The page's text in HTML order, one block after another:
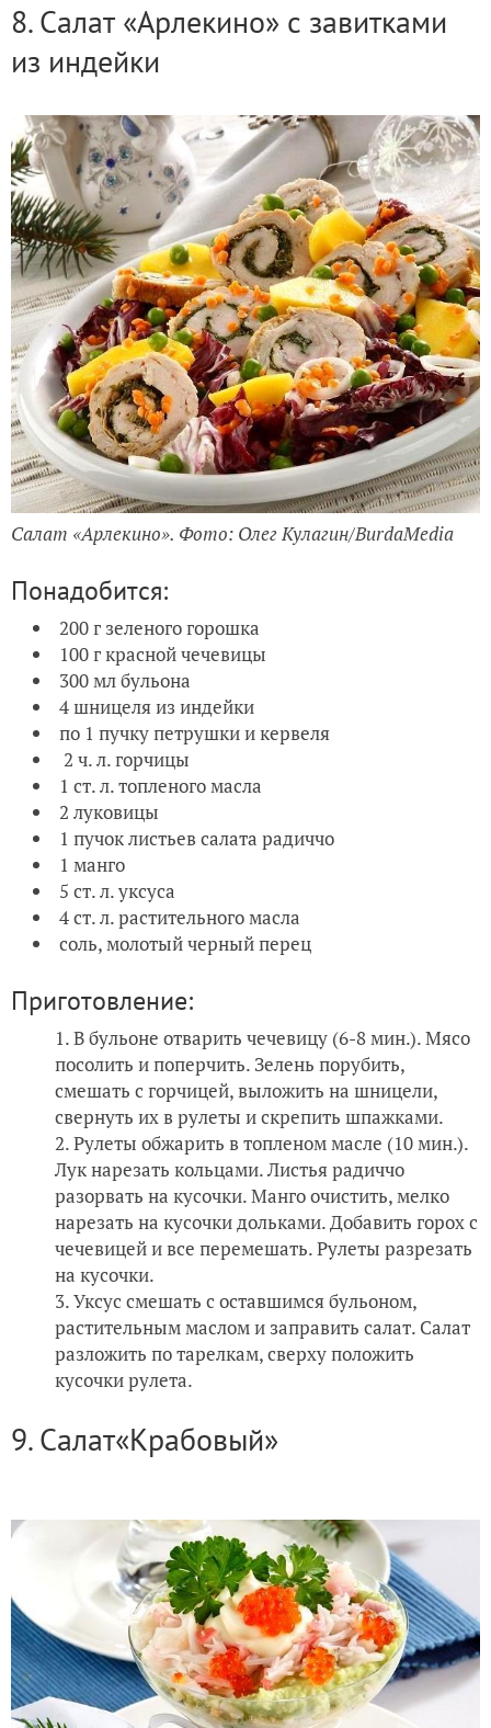
8. Салат «Арлекино» с завитками
из индейки
Салат «Арлекино». Фото: Олег Кулагин/BurdaMedia
Понадобится:
200 г зеленого горошка
100 г красной чечевицы
300 мл бульона
4 шницеля из индейки
по 1 пучку петрушки и кервеля
2 ч. л. горчицы
1 ст. л. топленого масла
2 луковицы
1 пучок листьев салата радиччо
1 манго
5 ст. л. уксуса
4 ст. л. растительного масла
соль, молотый черный перец
Приготовление:
В бульоне отварить чечевицу (6-8 мин.). Мясо
посолить и поперчить. Зелень порубить,
смешать с горчицей, выложить на шницели,
свернуть их в рулеты и скрепить шпажками.
Рулеты обжарить в топленом масле (10 мин.).
Лук нарезать кольцами. Листья радиччо
разорвать на кусочки. Манго очистить, мелко
нарезать на кусочки дольками. Добавить горох с
чечевицей и все перемешать. Рулеты разрезать
на кусочки.
Уксус смешать с оставшимся бульоном,
растительным маслом и заправить салат. Салат
разложить по тарелкам, сверху положить
кусочки рулета.
9. Салат«Крабовый»